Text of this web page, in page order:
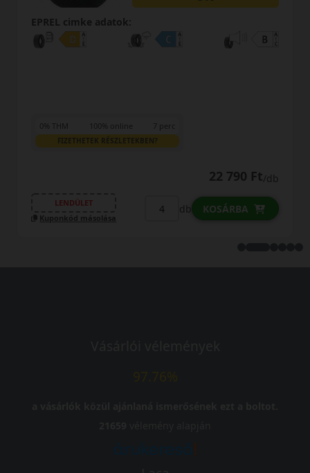
EPREL cimke adatok:
KOSÁRBA